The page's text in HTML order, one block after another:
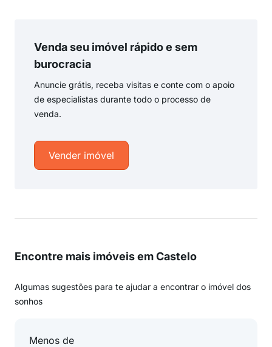
Venda seu imóvel rápido e sem
burocracia
Anuncie grátis, receba visitas e conte com o apoio
de especialistas durante todo o processo de
venda.
Vender imóvel
Encontre mais imóveis em Castelo
Algumas sugestões para te ajudar a encontrar o imóvel dos
sonhos
Menos de